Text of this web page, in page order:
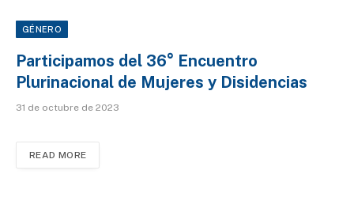
GÉNERO
Participamos del 36° Encuentro
Plurinacional de Mujeres y Disidencias
31 de octubre de 2023
READ MORE